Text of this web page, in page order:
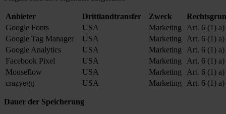
Anbieter Drittlandtransfer Zweck
Google Fonts
USA Marketing
Art. 6 (1) a)
Google Tag Manager
USA Marketing
Art. 6 (1) a)
Google Analytics
USA Marketing
Art. 6 (1) a)
Facebook Pixel
USA Marketing
Art. 6 (1) a)
Mouseflow
USA Marketing
Art. 6 (1) a)
crazyegg
USA Marketing Art. 6 (1) a)
Dauer der Speicherung